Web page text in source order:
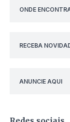
ONDE
RECEBA
ANUNCIE AQUI